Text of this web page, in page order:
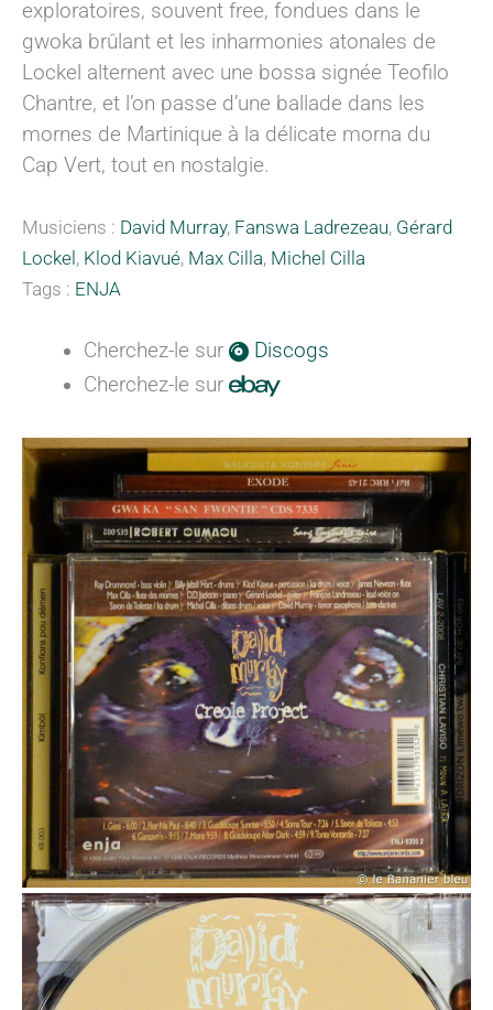
exploratoires, souvent free, fondues dans le
gwoka brûlant et les inharmonies atonales de
Lockel alternent avec une bossa signée Teofilo
Chantre, et l’on passe d’une ballade dans les
mornes de Martinique à la délicate morna du
Cap Vert, tout en nostalgie.
Musiciens : David Murray, Fanswa Ladrezeau, Gérard
Lockel , Klod Kiavué, Max Cilla, Michel Cilla
Tags : ENJA
Cherchez-le sur
Discogs
Cherchez-le sur